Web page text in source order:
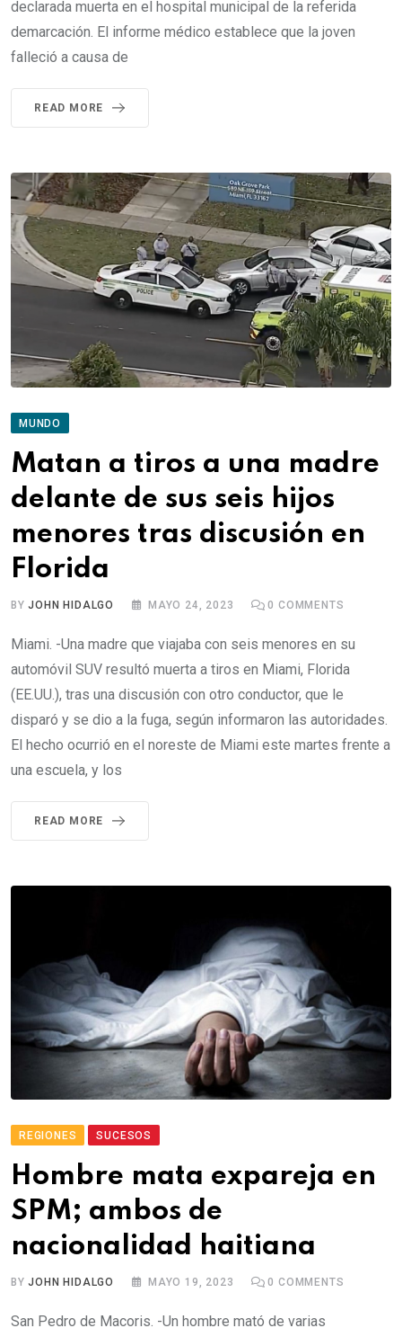
declarada muerta en el hospital municipal de la referida
demarcación. El informe médico establece que la joven
falleció a causa de
READ MORE
MUNDO
Matan a tiros a una madre
delante de sus seis hijos
menores tras discusión en
Florida
BYJOHN HIDALGO MAYO 24, 2023 0 COMMENTS
Miami. -Una madre que viajaba con seis menores en su
automóvil SUV resultó muerta a tiros en Miami, Florida
(EE.UU.), tras una discusión con otro conductor, que le
disparó y se dio a la fuga, según informaron las autoridades.
El hecho ocurrió en el noreste de Miami este martes frente a
una escuela, y los
READ MORE
REGIONES SUCESOS
Hombre mata expareja en
SPM; ambos de
nacionalidad haitiana
BYJOHN HIDALGO MAYO 19, 2023 0 COMMENTS
San Pedro de Macoris. -Un hombre mató de varias